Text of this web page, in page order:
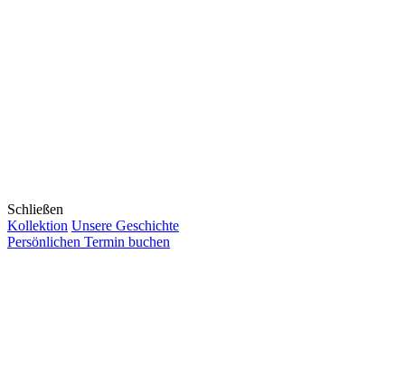
Schließen
Kollektion Unsere Geschichte
Persönlichen Termin buchen